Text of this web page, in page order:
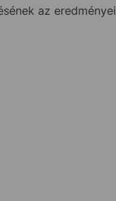
az eredményei